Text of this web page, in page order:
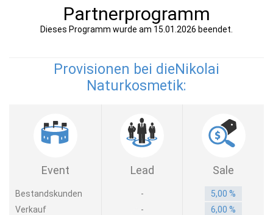
Partnerprogramm
Dieses Programm wurde am 15.01.2026 beendet.
Provisionen bei dieNikolai
Naturkosmetik:
Event Lead Sale
Bestandskunden -
5,00 %
Verkauf
- 6,00 %